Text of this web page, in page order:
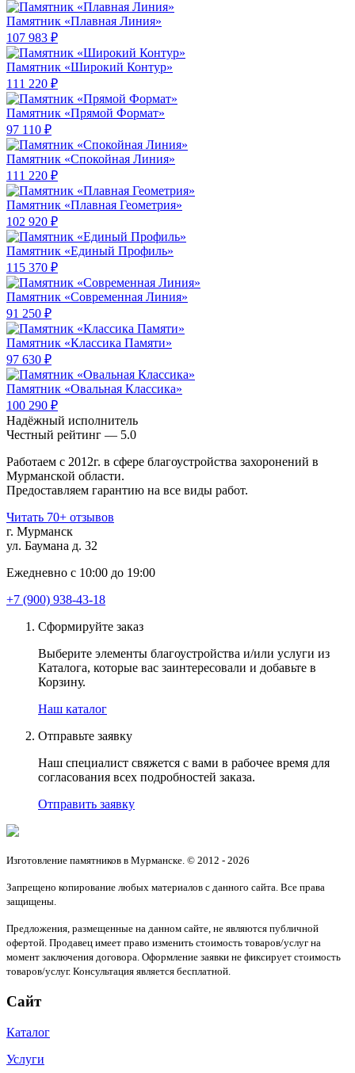
Памятник «Плавная Линия»
107 983 ₽
Памятник «Широкий Контур»
111 220 ₽
Памятник «Прямой Формат»
97 110 ₽
Памятник «Спокойная Линия»
111 220 ₽
Памятник «Плавная Геометрия»
102 920 ₽
Памятник «Единый Профиль»
115 370 ₽
Памятник «Современная Линия»
91 250 ₽
Памятник «Классика Памяти»
97 630 ₽
Памятник «Овальная Классика»
100 290 ₽
Надёжный исполнитель
Чеcтный рейтинг — 5.0
Работаем с 2012г. в сфере благоустройства захоронений в
Мурманской области.
Предоставляем гарантию на все виды работ.
Читать 70+ отзывов
г. Мурманск
ул. Баумана д. 32
Ежедневно с 10:00 до 19:00
+7 (900) 938-43-18
Сформируйте заказ
Выберите элементы благоустройства и/или услуги из
Каталога, которые вас заинтересовали и добавьте в
Корзину.
Наш каталог
Отправьте заявку
Наш специалист свяжется с вами в рабочее время для
согласования всех подробностей заказа.
Отправить заявку
Изготовление памятников в Мурманске. © 2012 - 2026
Запрещено копирование любых материалов с данного сайта. Все права
защищены.
Предложения, размещенные на данном сайте, не являются публичной
офертой. Продавец имеет право изменить стоимость товаров/услуг на
момент заключения договора. Оформление заявки не фиксирует стоимость
товаров/услуг. Консультация является бесплатной.
Сайт
Каталог
Услуги